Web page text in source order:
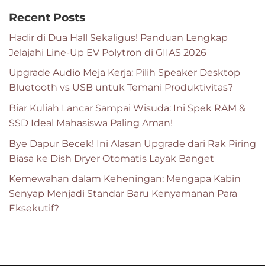
Recent Posts
Hadir di Dua Hall Sekaligus! Panduan Lengkap
Jelajahi Line-Up EV Polytron di GIIAS 2026
Upgrade Audio Meja Kerja: Pilih Speaker Desktop
Bluetooth vs USB untuk Temani Produktivitas?
Biar Kuliah Lancar Sampai Wisuda: Ini Spek RAM &
SSD Ideal Mahasiswa Paling Aman!
Bye Dapur Becek! Ini Alasan Upgrade dari Rak Piring
Biasa ke Dish Dryer Otomatis Layak Banget
Kemewahan dalam Keheningan: Mengapa Kabin
Senyap Menjadi Standar Baru Kenyamanan Para
Eksekutif?